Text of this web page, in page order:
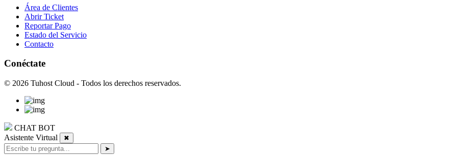
Área de Clientes
Abrir Ticket
Reportar Pago
Estado del Servicio
Contacto
Conéctate
© 2026 Tuhost Cloud - Todos los derechos reservados.
CHAT BOT
Asistente Virtual
✖
➤